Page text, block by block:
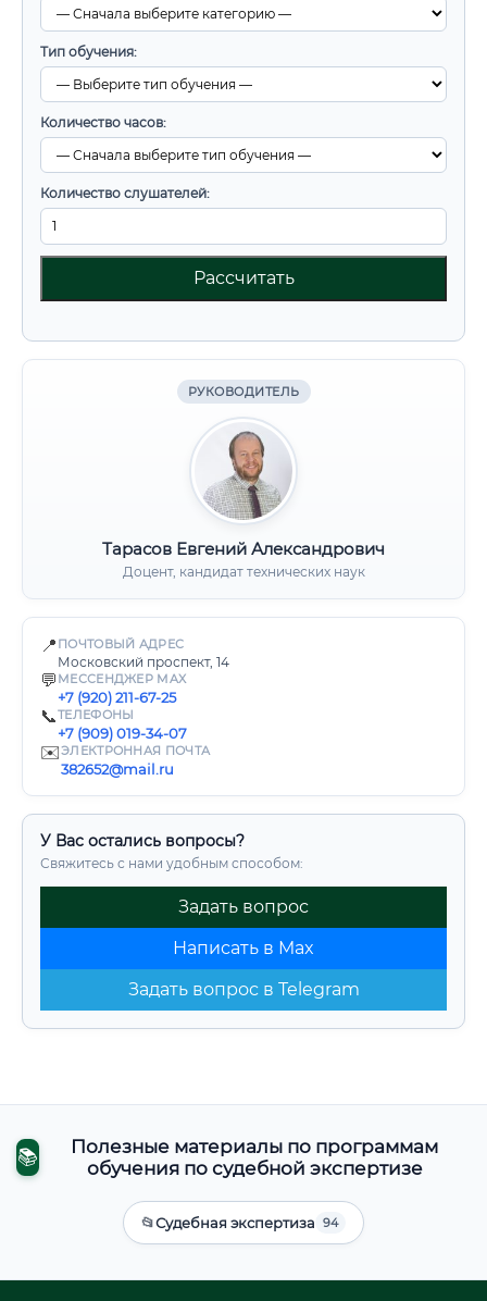
Тип обучения:
Количество часов:
Количество слушателей:
Рассчитать
РУКОВОДИТЕЛЬ
Тарасов Евгений Александрович
Доцент, кандидат технических наук
📍 ПОЧТОВЫЙ АДРЕС
Московский проспект, 14
💬 МЕССЕНДЖЕР MAX
+7 (920) 211-67-25
📞ТЕЛЕФОНЫ
+7 (909) 019-34-07
✉️ЭЛЕКТРОННАЯ ПОЧТА
382652@mail.ru
У Вас остались вопросы?
Свяжитесь с нами удобным способом:
Задать вопрос
Написать в Max
Задать вопрос в Telegram
📚
Полезные материалы по программам
обучения по судебной экспертизе
📂Судебная экспертиза 94